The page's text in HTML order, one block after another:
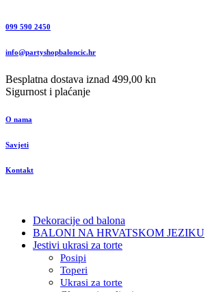
099 590 2450
info@partyshopbaloncic.hr
Besplatna dostava iznad 499,00 kn
Sigurnost i plaćanje
O nama
Savjeti
Kontakt
Dekoracije od balona
BALONI NA HRVATSKOM JEZIKU
Jestivi ukrasi za torte
Posipi
Toperi
Ukrasi za torte